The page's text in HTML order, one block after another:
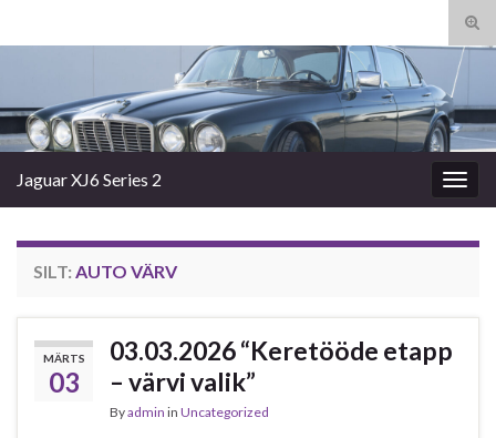
Search for:
Jaguar XJ6 Series 2
SILT: AUTO VÄRV
MÄRTS
03
03.03.2026 “Keretööde etapp
– värvi valik”
Byadmin in Uncategorized